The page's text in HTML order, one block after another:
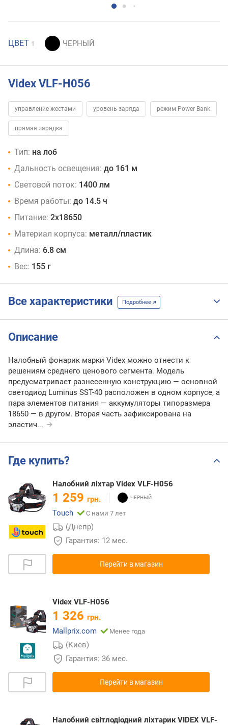
ЦВЕТ 1
Videx VLF-H056
управление жестами уровень заряда режим Power Bank
прямая зарядка
Тип: на лоб
Дальность освещения: до 161 м
Световой поток: 1400 лм
Время работы: до 14.5 ч
Питание: 2x18650
Материал корпуса: металл/пластик
Длина: 6.8 см
Вес: 155 г
Все характеристики Подробнее
Описание
Налобный фонарик марки Videx можно отнести к
решениям среднего ценового сегмента. Модель
предусматривает разнесенную конструкцию — основной
светодиод Luminus SST-40 расположен в одном корпусе, а
пара элементов питания — аккумуляторы типоразмера
18650 — в другом. Вторая часть зафиксирована на
эластич...
Где купить?
Налобний ліхтар Videx VLF-H056
1 259 грн.
Touch
С нами 7 лет
(Днепр)
Гарантия: 12 мес.
Перейти в магазин
Videx VLF-H056
1 326 грн.
Mallprix.com
Менее года
(Киев)
Гарантия: 36 мес.
Перейти в магазин
Налобний світлодіодний ліхтарик VIDEX VLF-